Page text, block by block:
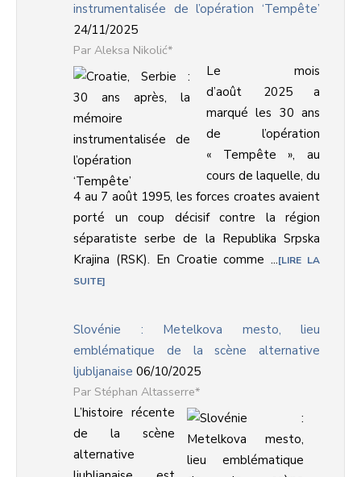
instrumentalisée de l’opération ‘Tempête’
24/11/2025
Aleksa Nikolić*
Le mois
d’août 2025 a
marqué les 30 ans
de l’opération
« Tempête », au
cours de laquelle, du
4 au 7 août 1995, les forces croates avaient
porté un coup décisif contre la région
séparatiste serbe de la Republika Srpska
Krajina (RSK). En Croatie comme ... LIRE LA
SUITE
Slovénie : Metelkova mesto, lieu
emblématique de la scène alternative
ljubljanaise 06/10/2025
Stéphan Altasserre*
L’histoire récente
de la scène
alternative